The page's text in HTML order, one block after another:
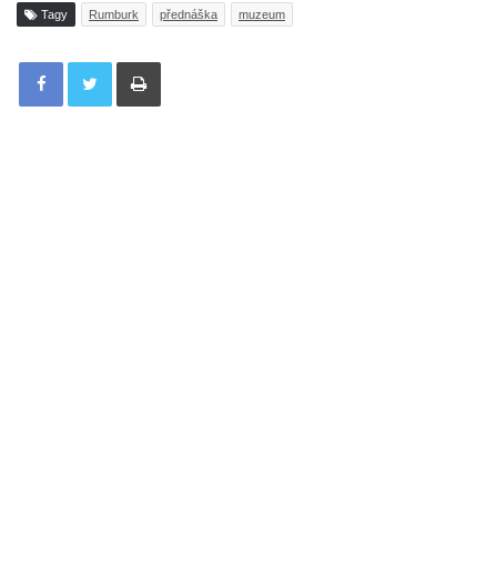
Tagy Rumburk přednáška muzeum
Tisknout